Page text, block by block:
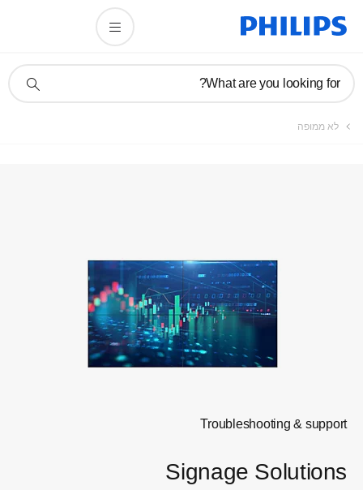
בסמל
What are you looking for?
לא ממופה
Troubleshooting & support
Signage Solutions